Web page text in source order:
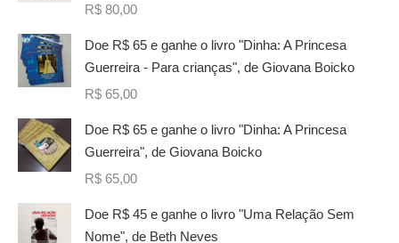
R$ 80,00
Doe R$ 65 e ganhe o livro "Dinha: A Princesa
Guerreira - Para crianças", de Giovana Boicko
R$ 65,00
Doe R$ 65 e ganhe o livro "Dinha: A Princesa
Guerreira", de Giovana Boicko
R$ 65,00
Doe R$ 45 e ganhe o livro "Uma Relação Sem
Nome", de Beth Neves